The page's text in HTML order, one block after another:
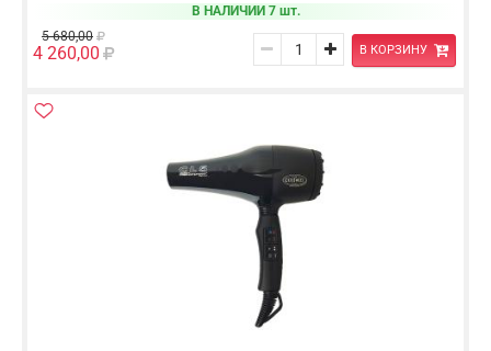
В НАЛИЧИИ 7 шт.
5 680,00
4 260,00 В КОРЗИНУ